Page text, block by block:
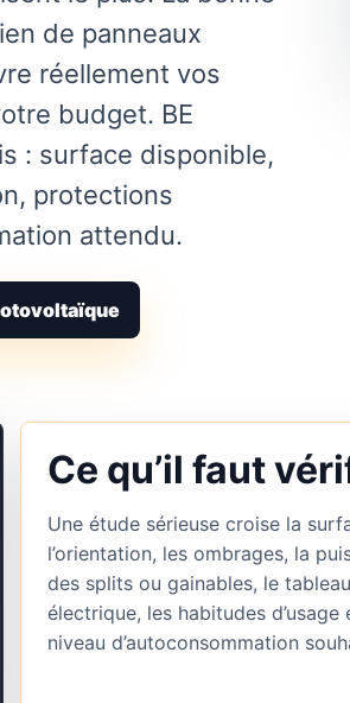
de panneaux
réellement vos
budget. BE
: surface disponible,
protections
attendu.
Ce qu’il faut
Une étude sérieuse croise la
l’orientation, les ombrages, la
des splits ou gainables, le tableau
électrique, les habitudes d’usage
niveau d’autoconsommation